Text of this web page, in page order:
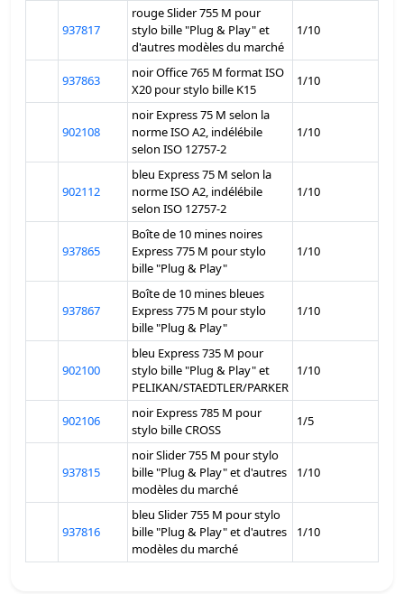
937817
rouge Slider 755 M pour
stylo bille "Plug & Play" et
d'autres modèles du marché
1/10
937863
noir Office 765 M format ISO
X20 pour stylo bille K15
1/10
902108
noir Express 75 M selon la
norme ISO A2, indélébile
selon ISO 12757-2
1/10
902112
bleu Express 75 M selon la
norme ISO A2, indélébile
selon ISO 12757-2
1/10
937865
Boîte de 10 mines noires
Express 775 M pour stylo
bille "Plug & Play"
1/10
937867
Boîte de 10 mines bleues
Express 775 M pour stylo
bille "Plug & Play"
1/10
902100
bleu Express 735 M pour
stylo bille "Plug & Play" et
PELIKAN/STAEDTLER/PARKER
1/10
902106
noir Express 785 M pour
stylo bille CROSS
1/5
937815
noir Slider 755 M pour stylo
bille "Plug & Play" et d'autres
modèles du marché
1/10
937816
bleu Slider 755 M pour stylo
bille "Plug & Play" et d'autres
modèles du marché
1/10